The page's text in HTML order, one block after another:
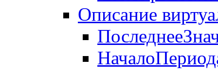
Описание